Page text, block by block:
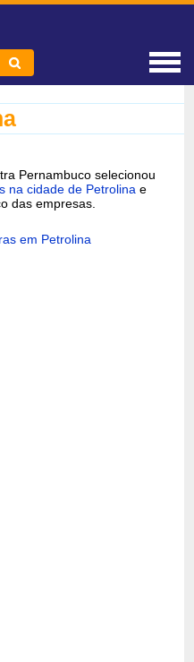
Pernambuco selecionou
na cidade de Petrolina e
das empresas.
em Petrolina